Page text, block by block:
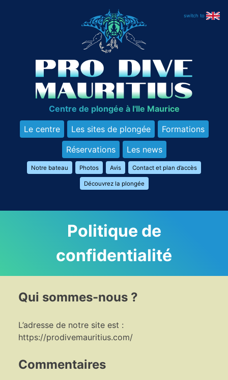
Centre de plongée à l'Ile Maurice
Le centre
Les sites de plongée
Formations
Réservations
Les news
Notre bateau Photos Avis Contact et plan d’accès
Découvrez la plongée
Politique de
confidentialité
Qui sommes-nous ?
L’adresse de notre site est :
https://prodivemauritius.com/
Commentaires